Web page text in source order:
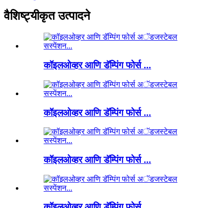
वैशिष्ट्यीकृत उत्पादने
कॉइलओव्हर आणि डॅम्पिंग फोर्स ...
कॉइलओव्हर आणि डॅम्पिंग फोर्स ...
कॉइलओव्हर आणि डॅम्पिंग फोर्स ...